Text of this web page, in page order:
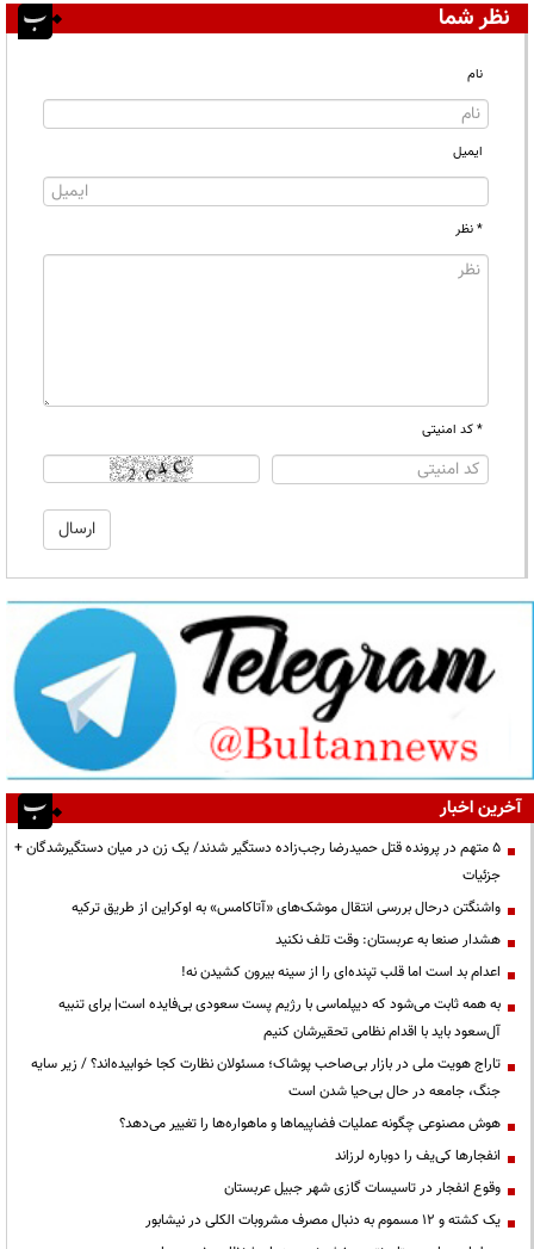
نظر شما
نام
ایمیل
* نظر
* کد امنیتی
آخرین اخبار
۵ متهم در پرونده قتل حمیدرضا رجب‌زاده دستگیر شدند/ یک زن در میان دستگیرشدگان +
جزئیات
واشنگتن درحال بررسی انتقال موشک‌های «آتاکامس» به اوکراین از طریق ترکیه
هشدار صنعا به عربستان: وقت تلف نکنید
اعدام بد است اما قلب تپنده‌ای را از سینه بیرون کشیدن نه!
به همه ثابت می‌شود که دیپلماسی با رژیم پست سعودی بی‌فایده است| برای تنبیه
آل‌سعود باید با اقدام نظامی تحقیرشان کنیم
تاراج هویت ملی در بازار بی‌صاحب پوشاک؛ مسئولان نظارت کجا خوابیده‌اند؟ / زیر سایه
جنگ، جامعه در حال بی‌حیا شدن است
هوش مصنوعی چگونه عملیات فضاپیماها و ماهواره‌ها را تغییر می‌دهد؟
انفجارها کی‌یف را دوباره لرزاند
وقوع انفجار در تاسیسات گازی شهر جبیل عربستان
یک کشته و ۱۲ مسموم به دنبال مصرف مشروبات الکلی در نیشابور